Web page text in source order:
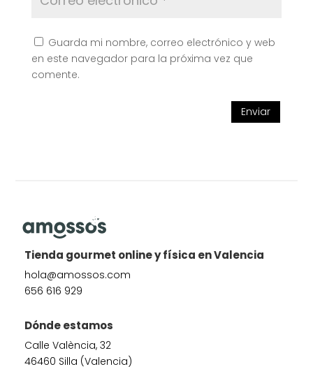
Guarda mi nombre, correo electrónico y web
en este navegador para la próxima vez que
comente.
Enviar
Tienda gourmet online y física en Valencia
hola@amossos.com
656 616 929
Dónde estamos
Calle València, 32
46460 Silla (Valencia)